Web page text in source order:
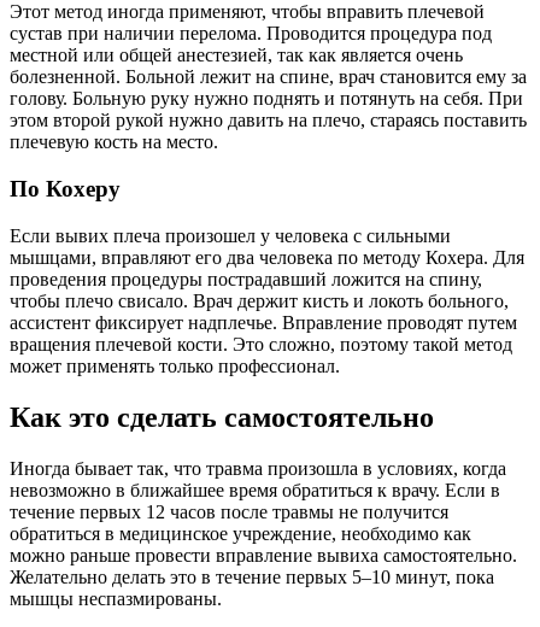
Этот метод иногда применяют, чтобы вправить плечевой
сустав при наличии перелома. Проводится процедура под
местной или общей анестезией, так как является очень
болезненной. Больной лежит на спине, врач становится ему за
голову. Больную руку нужно поднять и потянуть на себя. При
этом второй рукой нужно давить на плечо, стараясь поставить
плечевую кость на место.
По Кохеру
Если вывих плеча произошел у человека с сильными
мышцами, вправляют его два человека по методу Кохера. Для
проведения процедуры пострадавший ложится на спину,
чтобы плечо свисало. Врач держит кисть и локоть больного,
ассистент фиксирует надплечье. Вправление проводят путем
вращения плечевой кости. Это сложно, поэтому такой метод
может применять только профессионал.
Как это сделать самостоятельно
Иногда бывает так, что травма произошла в условиях, когда
невозможно в ближайшее время обратиться к врачу. Если в
течение первых 12 часов после травмы не получится
обратиться в медицинское учреждение, необходимо как
можно раньше провести вправление вывиха самостоятельно.
Желательно делать это в течение первых 5–10 минут, пока
мышцы неспазмированы.